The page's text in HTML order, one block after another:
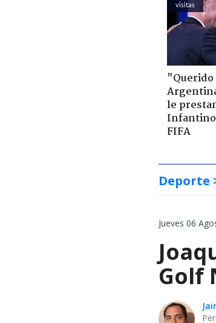
visitas
le
FIFA
Deporte
Jueves 06
Golf